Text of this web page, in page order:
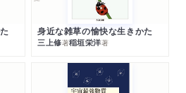
身近な雑草の愉快な生きかた
三上修著稲垣栄洋著